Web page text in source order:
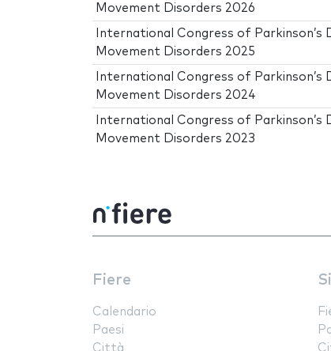
Movement Disorders 2026
International Congress of Parkinson’s
Movement Disorders 2025
International Congress of Parkinson’s
Movement Disorders 2024
International Congress of Parkinson’s
Movement Disorders 2023
Fiere
Calendario
Paesi
Città